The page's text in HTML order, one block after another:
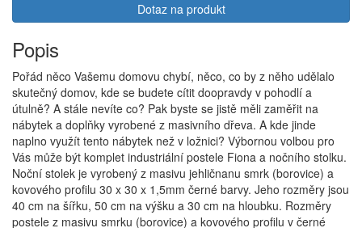
Dotaz na produkt
Popis
Pořád něco Vašemu domovu chybí, něco, co by z něho udělalo
skutečný domov, kde se budete cítit doopravdy v pohodlí a
útulně? A stále nevíte co? Pak byste se jistě měli zaměřit na
nábytek a doplňky vyrobené z masivního dřeva. A kde jinde
naplno využít tento nábytek než v ložnici? Výbornou volbou pro
Vás může být komplet industriální postele Fiona a nočního stolku.
Noční stolek je vyrobený z masivu jehličnanu smrk (borovice) a
kovového profilu 30 x 30 x 1,5mm černé barvy. Jeho rozměry jsou
40 cm na šířku, 50 cm na výšku a 30 cm na hloubku. Rozměry
postele z masivu smrku (borovice) a kovového profilu v černé